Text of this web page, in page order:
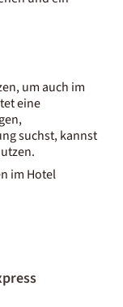
um auch im
eine
suchst, kannst
im Hotel